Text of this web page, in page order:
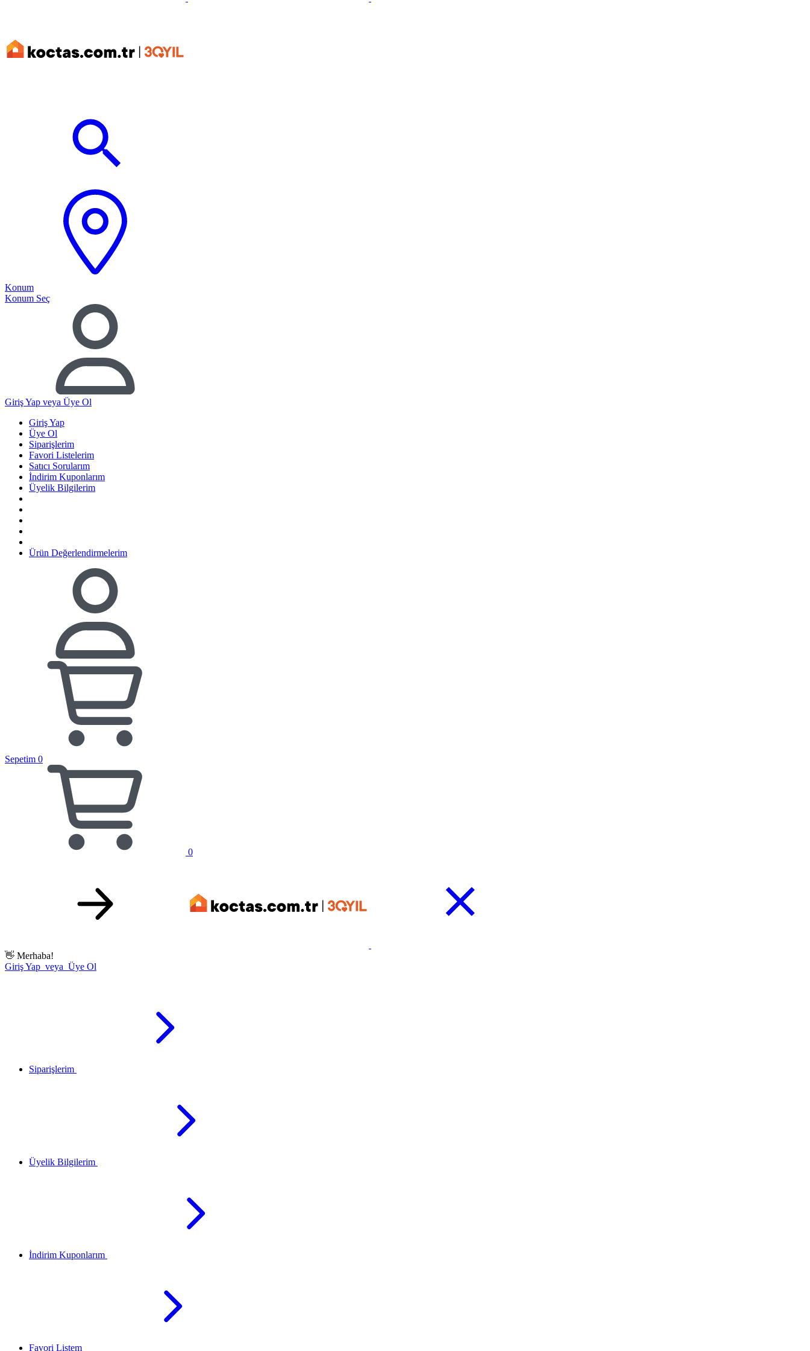
Konum
Konum Seç
Giriş Yap veya Üye Ol
Giriş Yap
Üye Ol
Siparişlerim
Favori Listelerim
Satıcı Sorularım
İndirim Kuponlarım
Üyelik Bilgilerim
Ürün Değerlendirmelerim
Sepetim 0
0
👋 Merhaba!
Giriş Yap veya Üye Ol
Siparişlerim
Üyelik Bilgilerim
İndirim Kuponlarım
Favori Listem